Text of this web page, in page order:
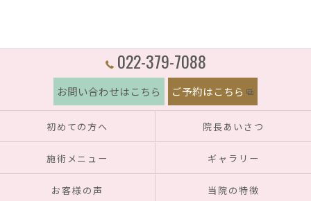
022-379-7088
お問い合わせはこちら ご予約はこちら
初めての方へ 院長あいさつ
施術メニュー ギャラリー
お客様の声 当院の特徴